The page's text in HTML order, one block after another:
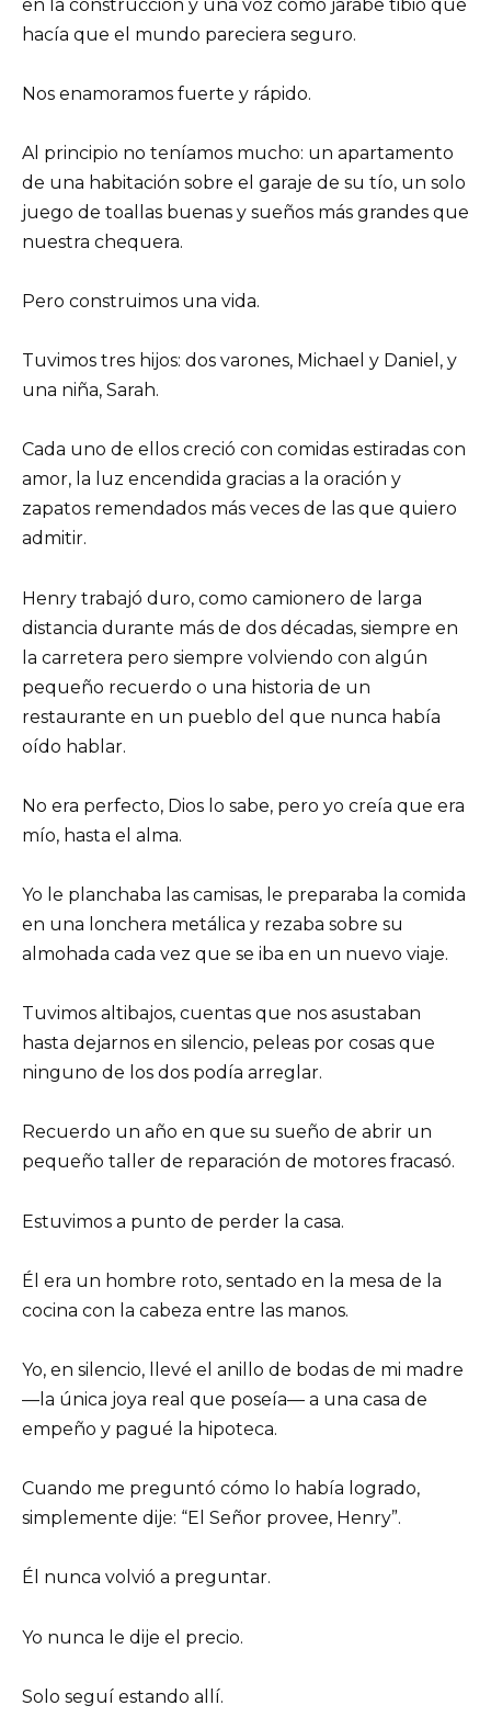
en la construcción y una voz como jarabe tibio que
hacía que el mundo pareciera seguro.
Nos enamoramos fuerte y rápido.
Al principio no teníamos mucho: un apartamento
de una habitación sobre el garaje de su tío, un solo
juego de toallas buenas y sueños más grandes que
nuestra chequera.
Pero construimos una vida.
Tuvimos tres hijos: dos varones, Michael y Daniel, y
una niña, Sarah.
Cada uno de ellos creció con comidas estiradas con
amor, la luz encendida gracias a la oración y
zapatos remendados más veces de las que quiero
admitir.
Henry trabajó duro, como camionero de larga
distancia durante más de dos décadas, siempre en
la carretera pero siempre volviendo con algún
pequeño recuerdo o una historia de un
restaurante en un pueblo del que nunca había
oído hablar.
No era perfecto, Dios lo sabe, pero yo creía que era
mío, hasta el alma.
Yo le planchaba las camisas, le preparaba la comida
en una lonchera metálica y rezaba sobre su
almohada cada vez que se iba en un nuevo viaje.
Tuvimos altibajos, cuentas que nos asustaban
hasta dejarnos en silencio, peleas por cosas que
ninguno de los dos podía arreglar.
Recuerdo un año en que su sueño de abrir un
pequeño taller de reparación de motores fracasó.
Estuvimos a punto de perder la casa.
Él era un hombre roto, sentado en la mesa de la
cocina con la cabeza entre las manos.
Yo, en silencio, llevé el anillo de bodas de mi madre
—la única joya real que poseía— a una casa de
empeño y pagué la hipoteca.
Cuando me preguntó cómo lo había logrado,
simplemente dije: “El Señor provee, Henry”.
Él nunca volvió a preguntar.
Yo nunca le dije el precio.
Solo seguí estando allí.